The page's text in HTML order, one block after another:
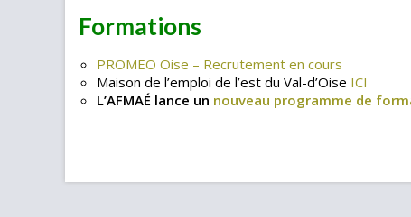
Formations
PROMEO Oise – Recrutement en cours
Maison de l’emploi de l’est du Val-d’Oise ICI
L’AFMAÉ lance un nouveau programme de